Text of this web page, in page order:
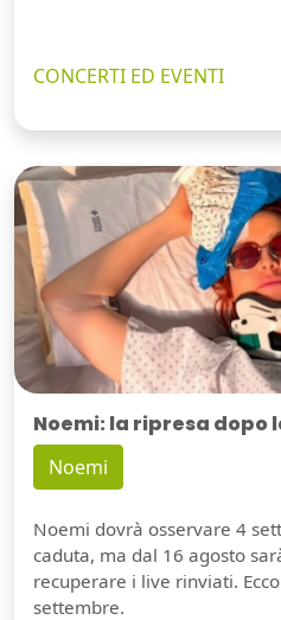
CONCERTI ED EVENTI
Noemi: la ripresa dopo
Noemi
Noemi dovrà osservare 4
caduta, ma dal 16 agosto
recuperare i live rinviati.
settembre.